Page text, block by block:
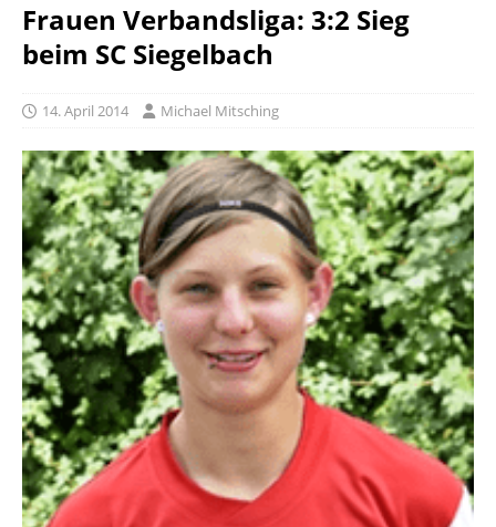
Frauen Verbandsliga: 3:2 Sieg
beim SC Siegelbach
14. April 2014 Michael Mitsching